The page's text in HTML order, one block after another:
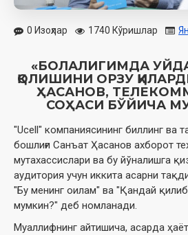
0 Изоҳлар 1740 Кўришлар
«БОЛАЛИГИМДА
ҚОЛИШИНИ ОРЗУ
ҲАСАНОВ,
СОҲАСИ БЎЙИЧА
"Ucell" компаниясининг биллинг ва
бошлиғи Санъат Ҳасанов ахборот
мутахассислари ва бу йўналишга
аудитория учун иккита асарни
"Бу менинг оилам" ва "Қандай
мумкин?" деб номланади.
Муаллифнинг айтишича, асарда